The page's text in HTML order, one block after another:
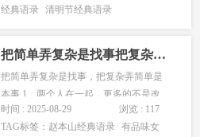
候，我们才真的是一群孩子，那些小小
经典语录 清明节经典语录
把简单弄复杂是找事把复杂弄简单是本事
把简单弄复杂是找事，把复杂弄简单是
本事 1、两个人在一起，更多的不是改
变对方，而是接受对方，这就是包容。
如果光想着改变对方，那不是生活，那
时间 : 2025-08-29
浏览 : 117
TAG标签： 赵本山经典语录 有品味女